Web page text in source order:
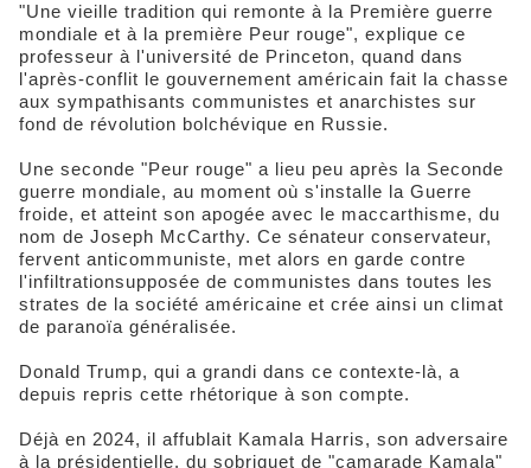
"Une vieille tradition qui remonte à la Première guerre
mondiale et à la première Peur rouge", explique ce
professeur à l'université de Princeton, quand dans
l'après-conflit le gouvernement américain fait la chasse
aux sympathisants communistes et anarchistes sur
fond de révolution bolchévique en Russie.
Une seconde "Peur rouge" a lieu peu après la Seconde
guerre mondiale, au moment où s'installe la Guerre
froide, et atteint son apogée avec le maccarthisme, du
nom de Joseph McCarthy. Ce sénateur conservateur,
fervent anticommuniste, met alors en garde contre
l'infiltrationsupposée de communistes dans toutes les
strates de la société américaine et crée ainsi un climat
de paranoïa généralisée.
Donald Trump, qui a grandi dans ce contexte-là, a
depuis repris cette rhétorique à son compte.
Déjà en 2024, il affublait Kamala Harris, son adversaire
à la présidentielle, du sobriquet de "camarade Kamala"